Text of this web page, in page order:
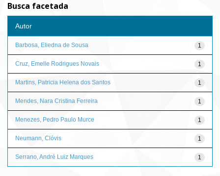
Busca facetada
Autor
1
Barbosa, Eliedna de Sousa
1
Cruz, Emelle Rodrigues Novais
1
Martins, Patricia Helena dos Santos
1
Mendes, Nara Cristina Ferreira
1
Menezes, Pedro Paulo Murce
1
Neumann, Clóvis
1
Serrano, André Luiz Marques